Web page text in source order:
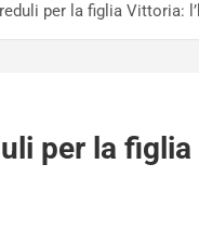
per la figlia Vittoria:
per la figlia